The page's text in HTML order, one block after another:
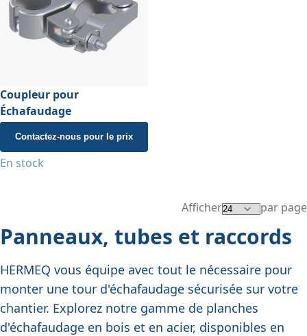
Coupleur pour
Échafaudage
Contactez-nous pour le prix
En stock
Afficher par page
Panneaux, tubes et raccords
HERMEQ vous équipe avec tout le nécessaire pour
monter une tour d'échafaudage sécurisée sur votre
chantier. Explorez notre gamme de planches
d'échafaudage en bois et en acier, disponibles en